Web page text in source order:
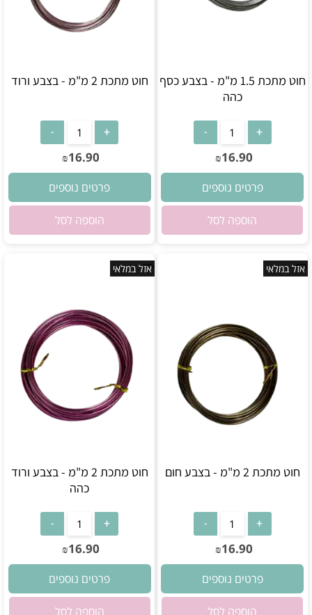
חוט מתכת 1.5 מ"מ - בצבע כסף
כהה
₪16.90
פרטים נוספים
הוספה לסל
חוט מתכת 2 מ"מ - בצבע ורוד
₪16.90
פרטים נוספים
הוספה לסל
אזל במלאי
חוט מתכת 2 מ"מ - בצבע חום
₪16.90
פרטים נוספים
הוספה לסל
אזל במלאי
חוט מתכת 2 מ"מ - בצבע ורוד
כהה
₪16.90
פרטים נוספים
הוספה לסל